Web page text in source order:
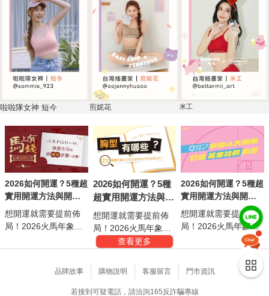
品牌故事 購物說明 客服留言 門市資訊
若接到可疑電話，請洽詢165反詐騙專線
啦啦隊女神 短今 煎妮花 米工
2026如何開運？5種超
實用開運方法與開運
小物，讓你火馬年財
運、工作運、桃花運
旺旺來
想開運就需要提前佈
局！2026火馬年象徵
握五行幸運色穿搭如
搭配吉位擺放開運小
物，並注重規律作息
2026如何開運？5種
超實用開運方法與開
運小物，讓你火馬年
財運、工作運、桃花
運旺旺來
想開運就需要提前佈
局！2026火馬年象徵
熱情與行動力，可掌
紅、金、紫色內衣，
搭配吉位擺放開運小
物，並注重規律作息
2026如何開運？5種超
實用開運方法與開運
小物，讓你火馬年財
運、工作運、桃花運
旺旺來
想開運就需要提前佈
局！2026火馬年象徵
熱情與行動力，可掌
握五行幸運色穿搭如
紅、金、紫色內衣，
搭配吉位擺放開運小
物，並注重規律作息
查看更多